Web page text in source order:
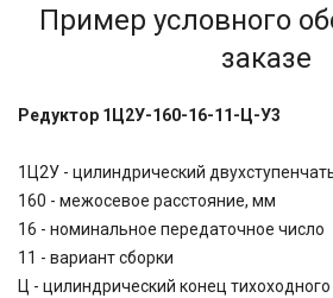
Пример условного
заказе
Редуктор 1Ц2У-160-16-11-Ц-У3
1Ц2У - цилиндрический
160 - межосевое расстояние, мм
16 - номинальное передаточное число
11 - вариант сборки
Ц - цилиндрический конец